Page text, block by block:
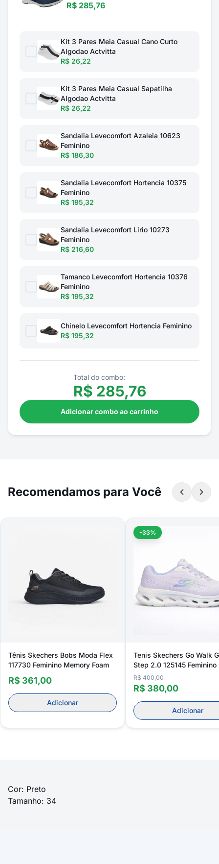
R$ 285,76
Kit 3 Pares Meia Casual Cano Curto
Algodao Actvitta
R$ 26,22
Kit 3 Pares Meia Casual Sapatilha
Algodao Actvitta
R$ 26,22
Sandalia Levecomfort Azaleia 10623
Feminino
R$ 186,30
Sandalia Levecomfort Hortencia 10375
Feminino
R$ 195,32
Sandalia Levecomfort Lirio 10273
Feminino
R$ 216,60
Tamanco Levecomfort Hortencia 10376
Feminino
R$ 195,32
Chinelo Levecomfort Hortencia Feminino
R$ 195,32
Total do combo:
R$ 285,76
Adicionar combo ao carrinho
Recomendamos para Você
Tênis Skechers Bobs Moda Flex
117730 Feminino Memory Foam
R$ 361,00
Adicionar
-33%
Tenis Skechers Go Walk
Step 2.0 125145 Feminino
R$ 400,00
R$ 380,00
Adicionar
Cor: Preto
Tamanho: 34